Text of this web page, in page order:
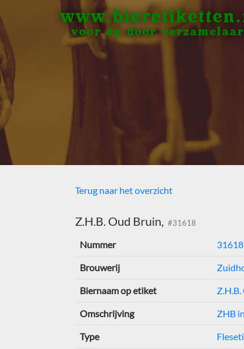
voor én door
Terug naar het overzicht
Z.H.B. Oud Bruin, #31618
Nummer 31618
Brouwerij
Biernaam op etiket
Omschrijving ZHB
Type